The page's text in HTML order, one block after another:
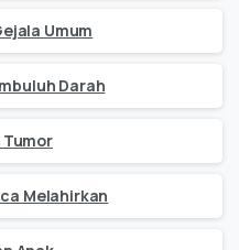
Umum
Darah
Tumor
Melahirkan